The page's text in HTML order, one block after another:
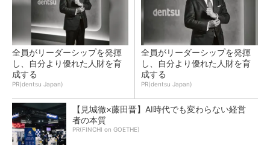
全員がリーダーシップを発揮
し、自分より優れた人財を育
成する
PR(dentsu Japan)
全員がリーダーシップを発揮
し、自分より優れた人財を育
成する
PR(dentsu Japan)
【見城徹×藤田晋】AI時代でも変わらない経営
者の本質
PR(FINCHI on GOETHE)